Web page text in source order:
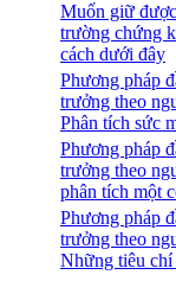
Muốn giữ
trường chứng
cách dưới đây
Phương pháp
trưởng theo
Phân tích sức
Phương pháp
trưởng theo
phân tích một
Phương pháp
trưởng theo
Những tiêu chí